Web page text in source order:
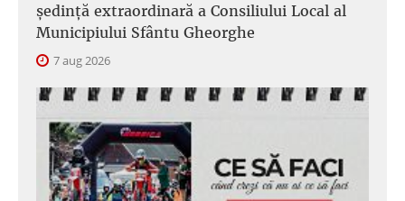
şedinţă extraordinară a Consiliului Local al
Municipiului Sfântu Gheorghe
7 aug 2026